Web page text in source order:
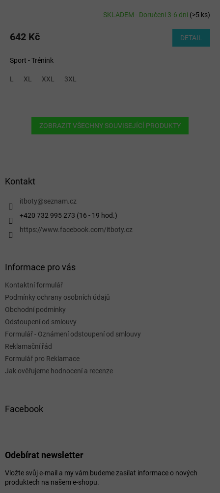
SKLADEM - Doručení 3-6 dní(>5 ks)
642 Kč DETAIL
Sport - Trénink
L XL XXL 3XL
ZOBRAZIT VŠECHNY SOUVISEJÍCÍ PRODUKTY
Kontakt
itboty@seznam.cz
+420 732 995 273 (16 - 19 hod.)
https://www.facebook.com/itboty.cz
Informace pro vás
Kontaktní formulář
Podmínky ochrany osobních údajů
Obchodní podmínky
Odstoupení od smlouvy
Formulář - Oznámení odstoupení od smlouvy
Reklamační řád
Formulář pro Reklamace
Jak ověřujeme hodnocení a recenze
Facebook
Odebírat newsletter
Vložte svůj e-mail a my vám budeme zasílat informace o nových
produktech na našem e-shopu.